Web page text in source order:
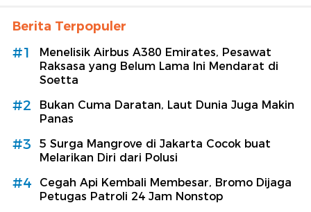
Berita Terpopuler
#1
Menelisik Airbus A380 Emirates, Pesawat
Raksasa yang Belum Lama Ini Mendarat di
Soetta
#2
Bukan Cuma Daratan, Laut Dunia Juga Makin
Panas
#3
5 Surga Mangrove di Jakarta Cocok buat
Melarikan Diri dari Polusi
#4
Cegah Api Kembali Membesar, Bromo Dijaga
Petugas Patroli 24 Jam Nonstop